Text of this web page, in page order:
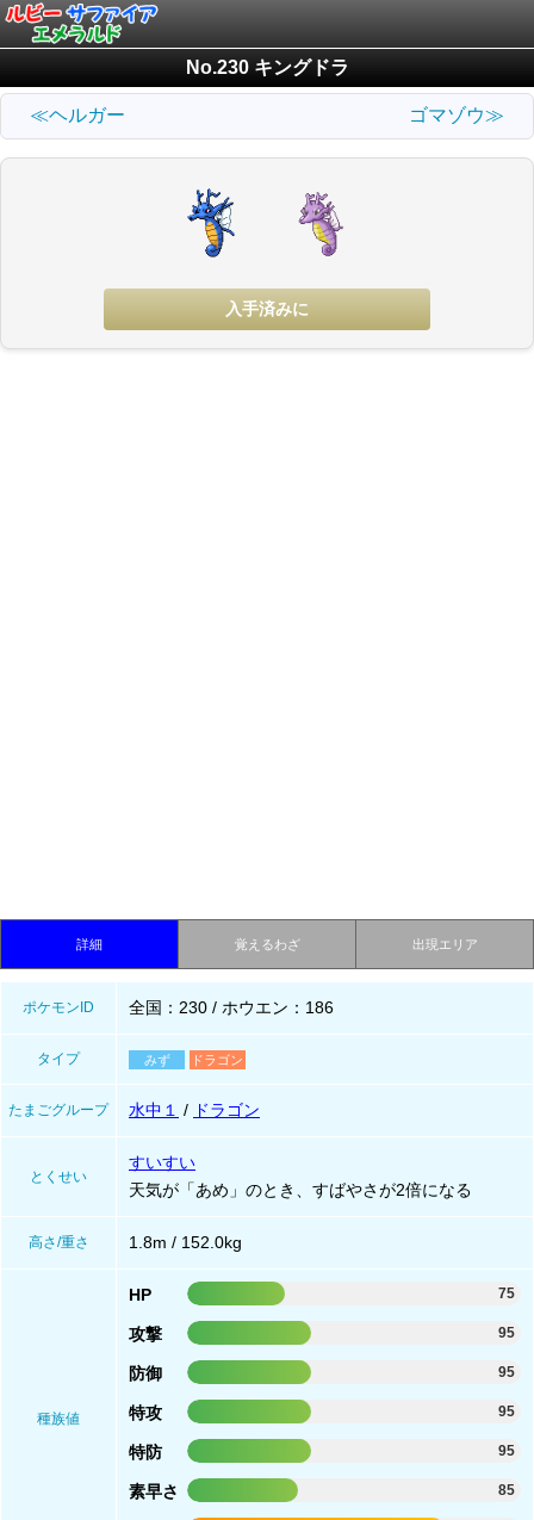
No.230 キングドラ
≪ヘルガー ゴマゾウ≫
入手済みに
詳細 覚えるわざ 出現エリア
ポケモンID 全国：230 / ホウエン：186
タイプ みず ドラゴン
たまごグループ 水中１ / ドラゴン
とくせい
すいすい
天気が「あめ」のとき、すばやさが2倍になる
高さ/重さ 1.8m / 152.0kg
種族値
HP 75
攻撃 95
防御 95
特攻 95
特防 95
素早さ 85